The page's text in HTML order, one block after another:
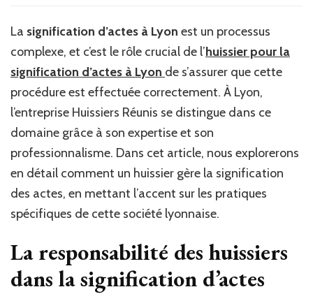
huissier
t-
il
signification
d’actes
à
?
La signification d’actes à Lyon est un processus
complexe, et c’est le rôle crucial de l’huissier pour la
signification d’actes à Lyon de s’assurer que cette
procédure est effectuée correctement. À Lyon,
l’entreprise Huissiers Réunis se distingue dans ce
domaine grâce à son expertise et son
professionnalisme. Dans cet article, nous explorerons
en détail comment un huissier gère la signification
des actes, en mettant l’accent sur les pratiques
spécifiques de cette société lyonnaise.
La responsabilité des huissiers
dans la signification d’actes